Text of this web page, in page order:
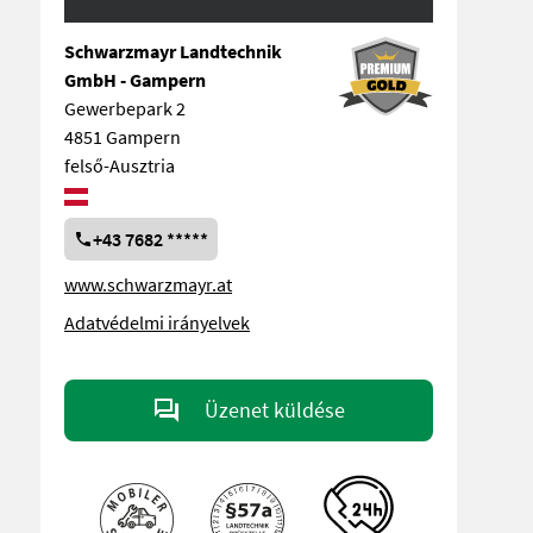
Schwarzmayr Landtechnik
GmbH - Gampern
Gewerbepark 2
4851 Gampern
felső-Ausztria
+43 7682 *****
www.schwarzmayr.at
Adatvédelmi irányelvek
Üzenet küldése